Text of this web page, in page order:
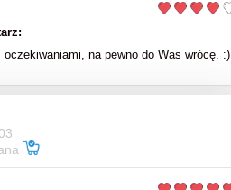
na pewno do Was wrócę. :)